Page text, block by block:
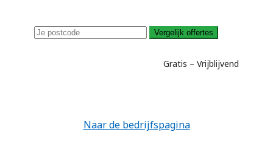
Vergelijk offertes
Gratis – Vrijblijvend
Naar de bedrijfspagina